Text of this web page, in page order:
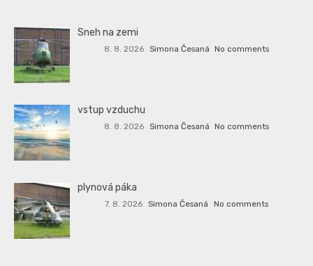
Sneh na zemi
8. 8. 2026 Simona Česaná No comments
vstup vzduchu
8. 8. 2026 Simona Česaná No comments
plynová páka
7. 8. 2026 Simona Česaná No comments